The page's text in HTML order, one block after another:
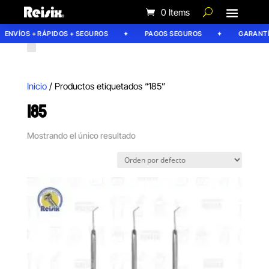
0 Items
ENVÍOS + RÁPIDOS + SEGUROS PAGOS SEGUROS
Inicio/ Productos etiquetados “185”
185
Mostrando el único resultado